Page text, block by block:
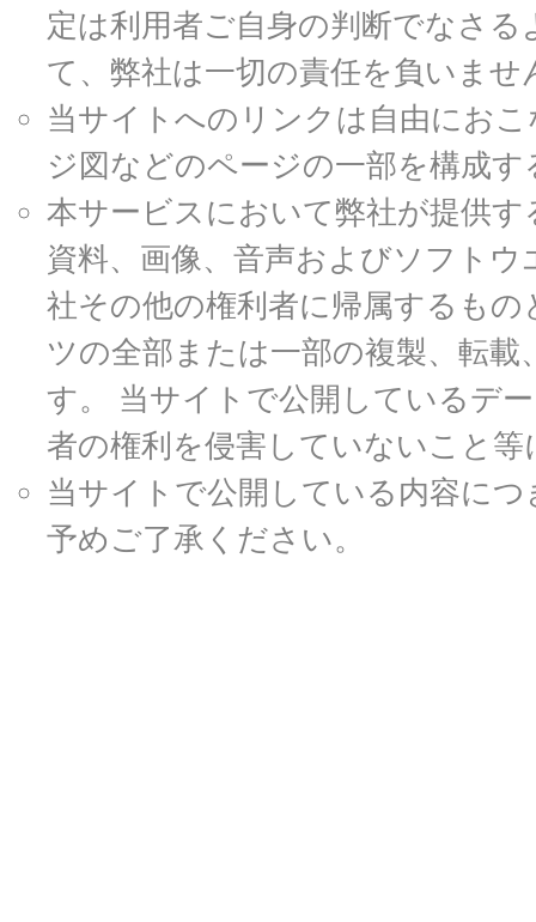
定は利用者ご自身の判断でなさ
て、弊社は一切の責任を負いませ
当サイトへのリンクは自由にお
ジ図などのページの一部を構成
本サービスにおいて弊社が提供
資料、画像、音声およびソフト
社その他の権利者に帰属するも
ツの全部または一部の複製、転
す。 当サイトで公開しているデ
者の権利を侵害していないこと
当サイトで公開している内容に
予めご了承ください。